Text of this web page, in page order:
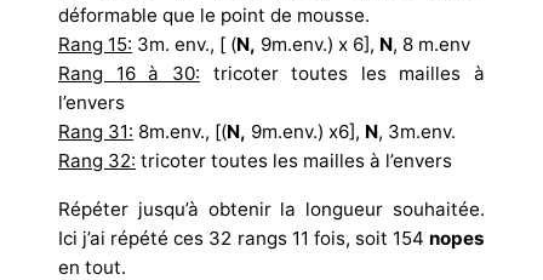
déformable que le point de mousse.
Rang 15: 3m. env., [ (N, 9m.env.) x 6], N, 8 m.env
Rang 16 à 30: tricoter toutes les mailles à
l’envers
Rang 31: 8m.env., [(N, 9m.env.) x6], N, 3m.env.
Rang 32: tricoter toutes les mailles à l’envers
Répéter jusqu’à obtenir la longueur souhaitée.
Ici j’ai répété ces 32 rangs 11 fois, soit 154 nopes
en tout.